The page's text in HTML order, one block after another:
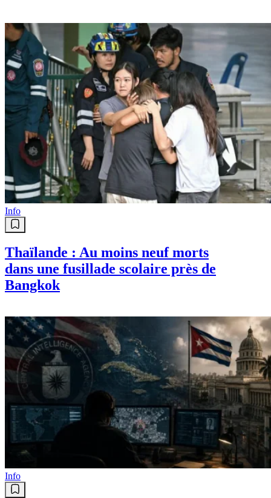
Info
Thaïlande : Au moins neuf morts
dans une fusillade scolaire près de
Bangkok
Info